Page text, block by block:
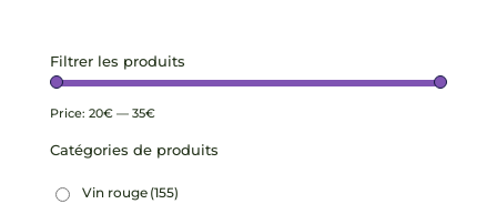
Filtrer les produits
Price: 20€— 35€
Catégories de produits
Vin rouge (155)